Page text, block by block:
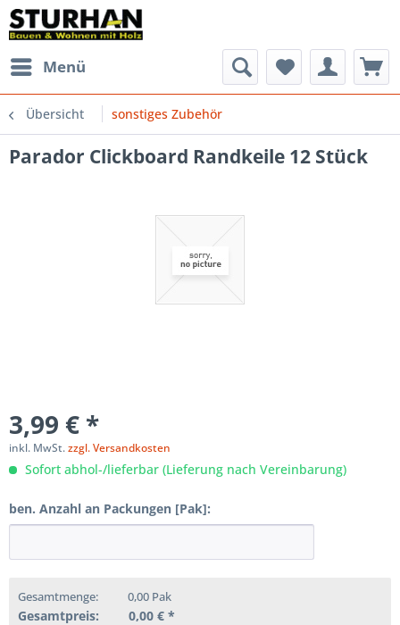
Menü
Übersicht sonstiges Zubehör
Parador Clickboard Randkeile 12 Stück
3,99 € *
inkl. MwSt.zzgl. Versandkosten
Sofort abhol-/lieferbar (Lieferung nach Vereinbarung)
ben. Anzahl an Packungen [Pak]:
Gesamtmenge: 0,00 Pak
Gesamtpreis: 0,00 € *